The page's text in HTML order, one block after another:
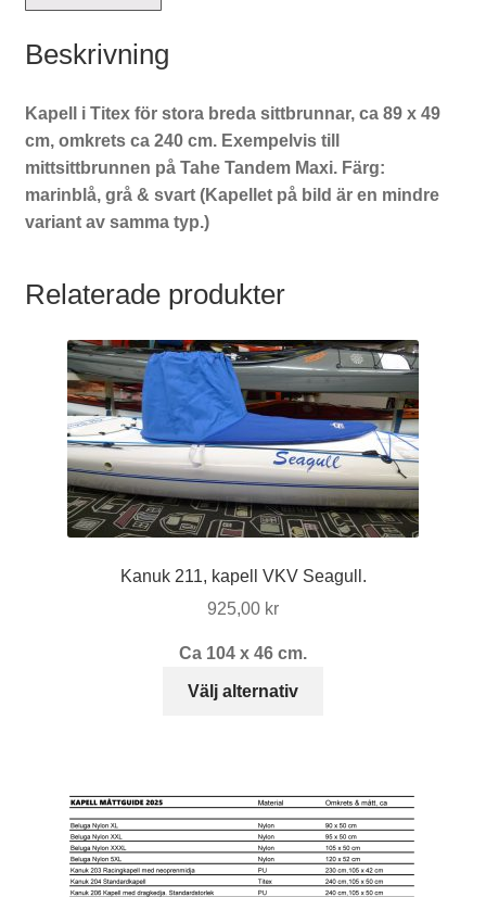
Beskrivning
Kapell i Titex för stora breda sittbrunnar, ca 89 x 49
cm, omkrets ca 240 cm. Exempelvis till
mittsittbrunnen på Tahe Tandem Maxi. Färg:
marinblå, grå & svart (Kapellet på bild är en mindre
variant av samma typ.)
Relaterade produkter
Kanuk 211, kapell VKV Seagull.
925,00 kr
Ca 104 x 46 cm.
Välj alternativ
varianter.
De
olika